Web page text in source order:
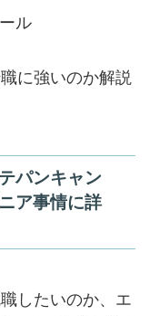
に強いのか解説
パンキャン
ア事情に詳
したいのか、エ